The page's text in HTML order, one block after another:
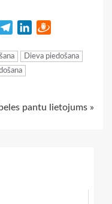
TelegramLinkedIn
Dieva piedošana
pantu lietojums »